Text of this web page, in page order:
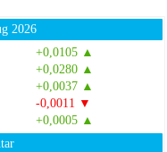
2026
+0,0105 ▲
+0,0280 ▲
+0,0037 ▲
-0,0011 ▼
+0,0005 ▲